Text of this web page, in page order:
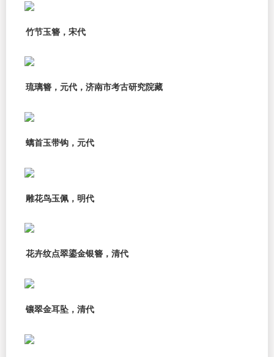
竹节玉簪，宋代
琉璃簪，元代，济南市考古研究院藏
螭首玉带钩，元代
雕花鸟玉佩，明代
花卉纹点翠鎏金银簪，清代
镶翠金耳坠，清代